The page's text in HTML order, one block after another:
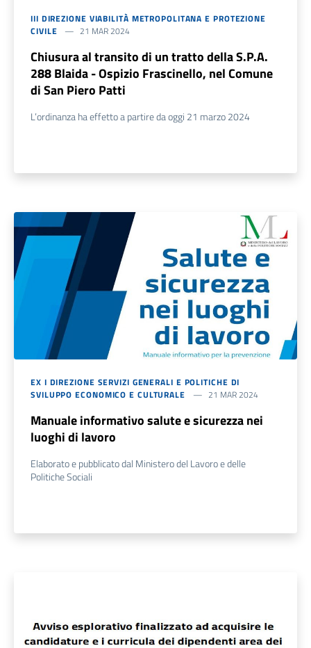
III DIREZIONE VIABILITÀ METROPOLITANA E PROTEZIONE
CIVILE
21 MAR 2024
Chiusura al transito di un tratto della S.P.A.
288 Blaida - Ospizio Frascinello, nel Comune
di San Piero Patti
L’ordinanza ha effetto a partire da oggi 21 marzo 2024
EX I DIREZIONE SERVIZI GENERALI E POLITICHE DI
SVILUPPO ECONOMICO E CULTURALE
21 MAR 2024
Manuale informativo salute e sicurezza nei
luoghi di lavoro
Elaborato e pubblicato dal Ministero del Lavoro e delle
Politiche Sociali